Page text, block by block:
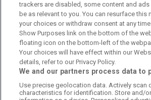
Sponsor: Rekatochklart
Annonsera på Fotbolldirekt
Redaktionell policy
Personuppgiftspolicy
Cookiepolicy
trackers are disabled, some content and ads
be as relevant to you. You can resurface this
your choices or withdraw consent at any
Show Purposes link on the bottom of the
floating icon on the bottom-left of the
Your choices will have effect within our
details, refer to our Privacy Policy.
We and our partners process data to
Use precise geolocation data. Actively scan
characteristics for identification. Store and/